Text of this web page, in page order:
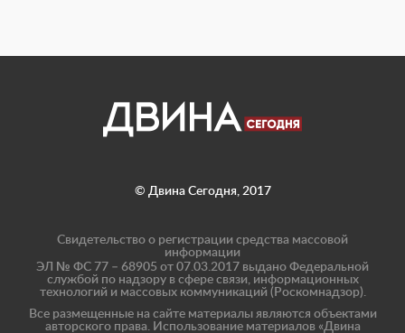
© Двина Сегодня, 2017
Свидетельство о регистрации средства массовой
информации
ЭЛ № ФС 77 – 68905 от 07.03.2017 выдано Федеральной
службой по надзору в сфере связи, информационных
технологий и массовых коммуникаций (Роскомнадзор).
Все размещенные на сайте материалы являются объектами
авторского права. Использование материалов «Двина